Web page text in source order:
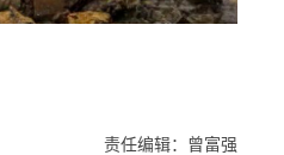
责任编辑：曾富强